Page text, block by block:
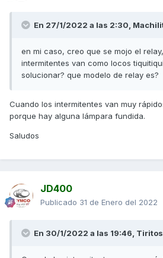
En 27/1/2022 a las 2:30,
en mi caso, creo que se mojo el
intermitentes van como locos
solucionar? que modelo de relay es?
Cuando los intermitentes van muy
porque hay alguna lámpara fundida.
Saludos
JD400
Publicado 31 de Enero del 2022
En 30/1/2022 a las 19:46, Tiritos